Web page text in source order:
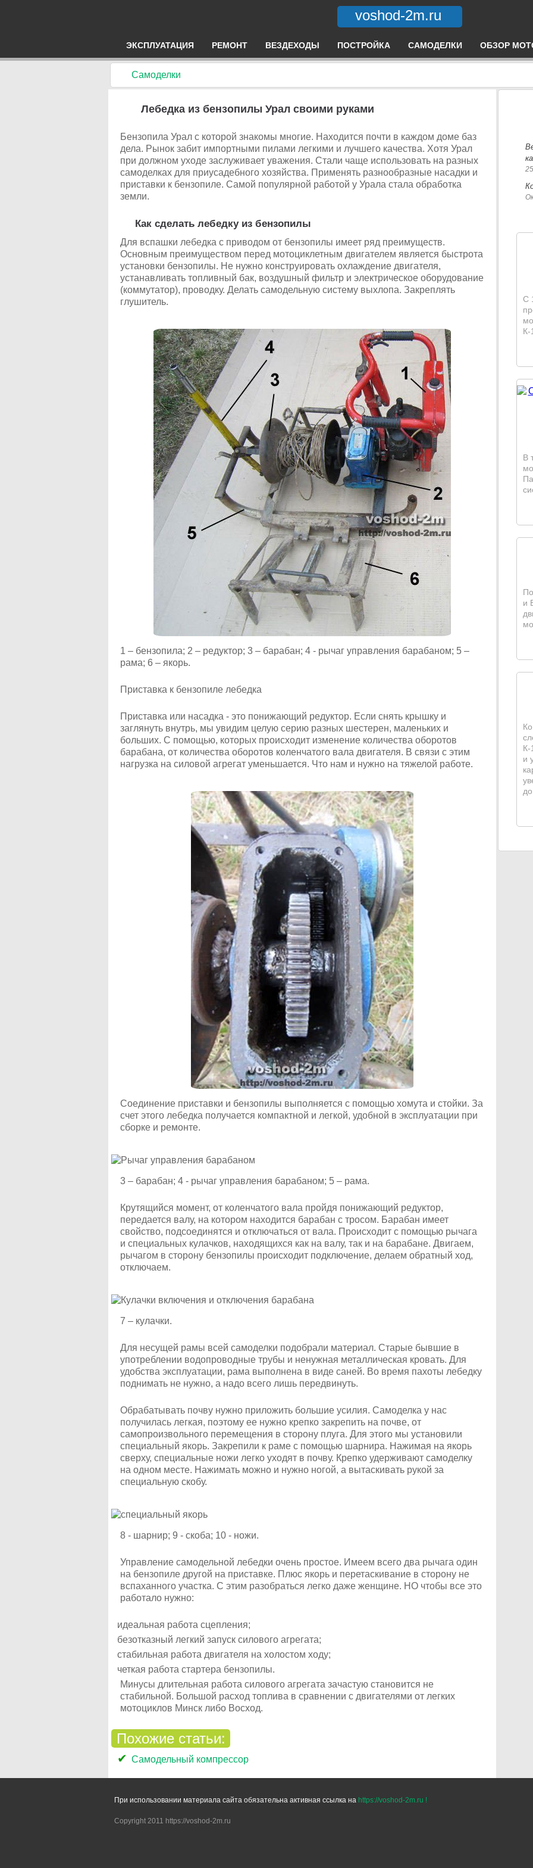
voshod-2m.ru
ЭКСПЛУАТАЦИЯ РЕМОНТ ВЕЗДЕХОДЫ ПОСТРОЙКА САМОДЕЛКИ ОБЗОР
Самоделки
Лебедка из бензопилы Урал своими руками
Бензопила Урал с которой знакомы многие. Находится почти в каждом доме баз
дела. Рынок забит импортными пилами легкими и лучшего качества. Хотя Урал
при должном уходе заслуживает уважения. Стали чаще использовать на разных
самоделках для приусадебного хозяйства. Применять разнообразные насадки и
приставки к бензопиле. Самой популярной работой у Урала стала обработка
земли.
Как сделать лебедку из бензопилы
Для вспашки лебедка с приводом от бензопилы имеет ряд преимуществ.
Основным преимуществом перед мотоциклетным двигателем является быстрота
установки бензопилы. Не нужно конструировать охлаждение двигателя,
устанавливать топливный бак, воздушный фильтр и электрическое оборудование
(коммутатор), проводку. Делать самодельную систему выхлопа. Закреплять
глушитель.
1 – бензопила; 2 – редуктор; 3 – барабан; 4 - рычаг управления барабаном; 5 –
рама; 6 – якорь.
Приставка к бензопиле лебедка
Приставка или насадка - это понижающий редуктор. Если снять крышку и
заглянуть внутрь, мы увидим целую серию разных шестерен, маленьких и
больших. С помощью, которых происходит изменение количества оборотов
барабана, от количества оборотов коленчатого вала двигателя. В связи с этим
нагрузка на силовой агрегат уменьшается. Что нам и нужно на тяжелой работе.
Соединение приставки и бензопилы выполняется с помощью хомута и стойки. За
счет этого лебедка получается компактной и легкой, удобной в эксплуатации при
сборке и ремонте.
3 – барабан; 4 - рычаг управления барабаном; 5 – рама.
Крутящийся момент, от коленчатого вала пройдя понижающий редуктор,
передается валу, на котором находится барабан с тросом. Барабан имеет
свойство, подсоединятся и отключаться от вала. Происходит с помощью рычага
и специальных кулачков, находящихся как на валу, так и на барабане. Двигаем,
рычагом в сторону бензопилы происходит подключение, делаем обратный ход,
отключаем.
7 – кулачки.
Для несущей рамы всей самоделки подобрали материал. Старые бывшие в
употреблении водопроводные трубы и ненужная металлическая кровать. Для
удобства эксплуатации, рама выполнена в виде саней. Во время пахоты лебедку
поднимать не нужно, а надо всего лишь передвинуть.
Обрабатывать почву нужно приложить большие усилия. Самоделка у нас
получилась легкая, поэтому ее нужно крепко закрепить на почве, от
самопроизвольного перемещения в сторону плуга. Для этого мы установили
специальный якорь. Закрепили к раме с помощью шарнира. Нажимая на якорь
сверху, специальные ножи легко уходят в почву. Крепко удерживают самоделку
на одном месте. Нажимать можно и нужно ногой, а вытаскивать рукой за
специальную скобу.
8 - шарнир; 9 - скоба; 10 - ножи.
Управление самодельной лебедки очень простое. Имеем всего два рычага один
на бензопиле другой на приставке. Плюс якорь и перетаскивание в сторону не
вспаханного участка. С этим разобраться легко даже женщине. НО чтобы все это
работало нужно:
идеальная работа сцепления;
безотказный легкий запуск силового агрегата;
стабильная работа двигателя на холостом ходу;
четкая работа стартера бензопилы.
Минусы длительная работа силового агрегата зачастую становится не
стабильной. Большой расход топлива в сравнении с двигателями от легких
мотоциклов Минск либо Восход.
Похожие статьи:
Самодельный компрессор
С
К-
В
и
К-
и
При использовании материала сайта обязательна активная ссылка на https://voshod-2m.ru !
Copyright 2011 https://voshod-2m.ru